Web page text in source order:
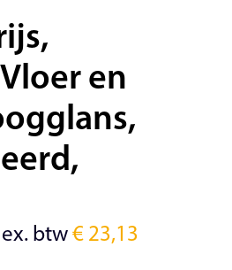
en
ex. btw € 23,13